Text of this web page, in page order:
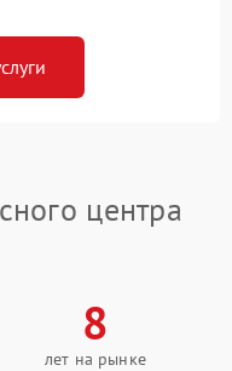
центра
8
лет на рынке